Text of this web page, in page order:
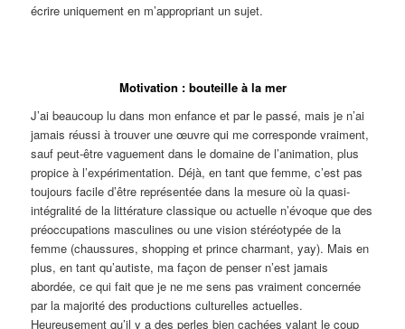
écrire uniquement en m’appropriant un sujet.
Motivation : bouteille à la mer
J’ai beaucoup lu dans mon enfance et par le passé, mais je n’ai
jamais réussi à trouver une œuvre qui me corresponde vraiment,
sauf peut-être vaguement dans le domaine de l’animation, plus
propice à l’expérimentation. Déjà, en tant que femme, c’est pas
toujours facile d’être représentée dans la mesure où la quasi-
intégralité de la littérature classique ou actuelle n’évoque que des
préoccupations masculines ou une vision stéréotypée de la
femme (chaussures, shopping et prince charmant, yay). Mais en
plus, en tant qu’autiste, ma façon de penser n’est jamais
abordée, ce qui fait que je ne me sens pas vraiment concernée
par la majorité des productions culturelles actuelles.
Heureusement qu’il y a des perles bien cachées valant le coup